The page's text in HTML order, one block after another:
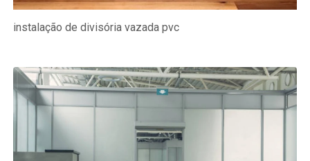
instalação de divisória vazada pvc